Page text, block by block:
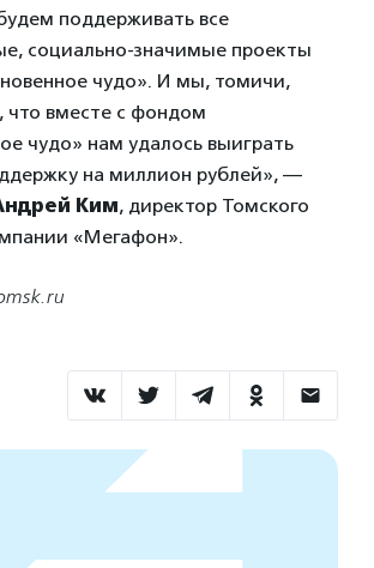
поддерживать все
социально-значимые проекты
чудо». И мы, томичи,
что вместе с фондом
чудо» нам удалось выиграть
на миллион рублей», —
Ким, директор Томского
«Мегафон».